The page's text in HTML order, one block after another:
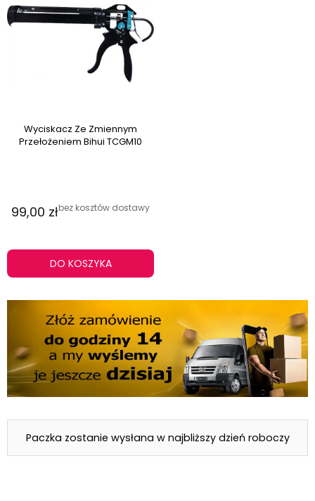
Wyciskacz Ze Zmiennym
Przełożeniem Bihui TCGM10
99,00 złbez kosztów dostawy
DO KOSZYKA
Paczka zostanie wysłana w najbliższy dzień roboczy